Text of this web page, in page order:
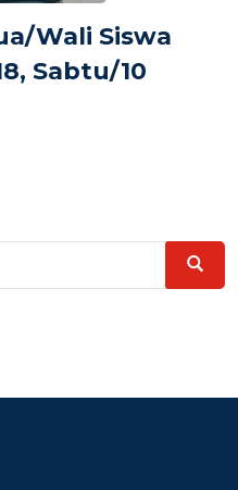
Wali Siswa
Sabtu/10
Search